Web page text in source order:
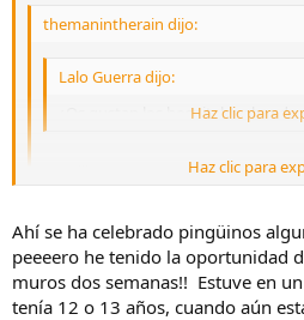
themanintherain dijo:
Lalo Guerra dijo:
¿Os gustan los hospitalesHaz clic para
conocer a otros.
Veo que lo conoces
Haz clic para
Ahí se ha celebrado pingüinos
peeeero he tenido la oportunidad
muros dos semanas!! Estuve en
tenía 12 o 13 años, cuando aún